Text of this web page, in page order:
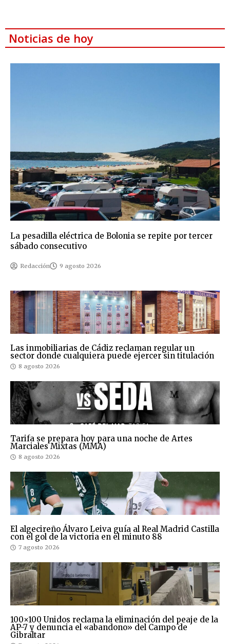
Noticias de hoy
La pesadilla eléctrica de Bolonia se repite por tercer
sábado consecutivo
Redacción 9 agosto 2026
Las inmobiliarias de Cádiz reclaman regular un
sector donde cualquiera puede ejercer sin titulación
8 agosto 2026
Tarifa se prepara hoy para una noche de Artes
Marciales Mixtas (MMA)
8 agosto 2026
El algecireño Álvaro Leiva guía al Real Madrid Castilla
con el gol de la victoria en el minuto 88
7 agosto 2026
100×100 Unidos reclama la eliminación del peaje de la
AP-7 y denuncia el «abandono» del Campo de
Gibraltar